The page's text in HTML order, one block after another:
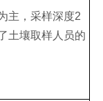
主，采样深度2
土壤取样人员的